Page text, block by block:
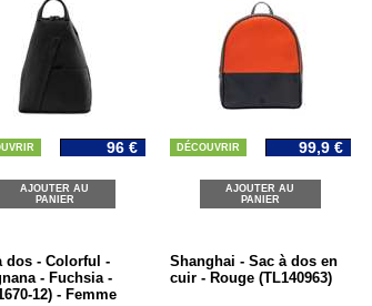
96 €
AJOUTER AU
PANIER
DÉCOUVRIR 99,9 €
AJOUTER AU
PANIER
dos - Colorful -
- Fuchsia -
12) - Femme
Shanghai - Sac à dos en
cuir - Rouge (TL140963)